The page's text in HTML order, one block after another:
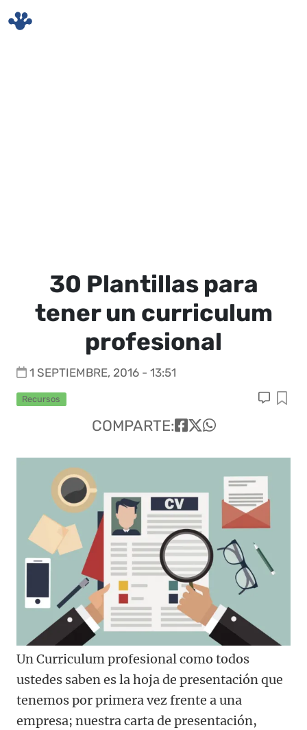
30 Plantillas para
tener un curriculum
profesional
1 SEPTIEMBRE, 2016 - 13:51
Recursos
COMPARTE:
Un Curriculum profesional como todos
ustedes saben es la hoja de presentación que
tenemos por primera vez frente a una
empresa; nuestra carta de presentación,